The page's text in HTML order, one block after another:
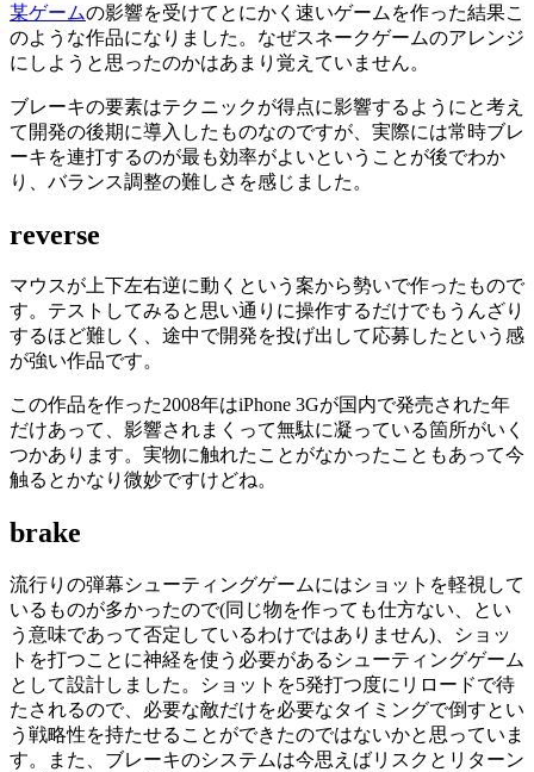
某ゲームの影響を受けてとにかく速いゲームを作った結果こ
のような作品になりました。なぜスネークゲームのアレンジ
にしようと思ったのかはあまり覚えていません。
ブレーキの要素はテクニックが得点に影響するようにと考え
て開発の後期に導入したものなのですが、実際には常時ブレ
ーキを連打するのが最も効率がよいということが後でわか
り、バランス調整の難しさを感じました。
reverse
マウスが上下左右逆に動くという案から勢いで作ったもので
す。テストしてみると思い通りに操作するだけでもうんざり
するほど難しく、途中で開発を投げ出して応募したという感
が強い作品です。
この作品を作った2008年はiPhone 3Gが国内で発売された年
だけあって、影響されまくって無駄に凝っている箇所がいく
つかあります。実物に触れたことがなかったこともあって今
触るとかなり微妙ですけどね。
brake
流行りの弾幕シューティングゲームにはショットを軽視して
いるものが多かったので(同じ物を作っても仕方ない、とい
う意味であって否定しているわけではありません)、ショッ
トを打つことに神経を使う必要があるシューティングゲーム
として設計しました。ショットを5発打つ度にリロードで待
たされるので、必要な敵だけを必要なタイミングで倒すとい
う戦略性を持たせることができたのではないかと思っていま
す。また、ブレーキのシステムは今思えばリスクとリターン